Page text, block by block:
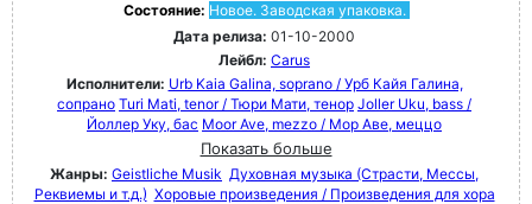
Состояние: Новое. Заводская упаковка.
Дата релиза: 01-10-2000
Лейбл: Carus
Исполнители: Urb Kaia Galina, soprano / Урб Кайя Галина,
сопрано Turi Mati, tenor / Тюри Мати, тенор Joller Uku, bass /
Йоллер Уку, бас Moor Ave, mezzo / Мор Аве, меццо
Показать больше
Жанры: Geistliche Musik Духовная музыка (Страсти, Мессы,
Реквиемы и т.д.) Хоровые произведения / Произведения для хора